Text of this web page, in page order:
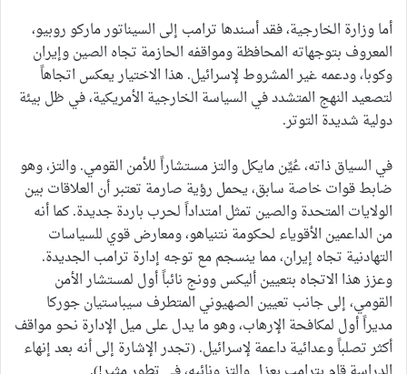
أما وزارة الخارجية، فقد أسندها ترامب إلى السيناتور ماركو روبيو،
المعروف بتوجهاته المحافظة ومواقفه الحازمة تجاه الصين وإيران
وكوبا، ودعمه غير المشروط لإسرائيل. هذا الاختيار يعكس اتجاهاً
لتصعيد النهج المتشدد في السياسة الخارجية الأمريكية، في ظل بيئة
دولية شديدة التوتر.
في السياق ذاته، عُيِّن مايكل والتز مستشاراً للأمن القومي. والتز، وهو
ضابط قوات خاصة سابق، يحمل رؤية صارمة تعتبر أن العلاقات بين
الولايات المتحدة والصين تمثل امتداداً لحرب باردة جديدة. كما أنه
من الداعمين الأقوياء لحكومة نتنياهو، ومعارض قوي للسياسات
التهادنية تجاه إيران، مما ينسجم مع توجه إدارة ترامب الجديدة.
وعزز هذا الاتجاه بتعيين أليكس وونج نائباً أول لمستشار الأمن
القومي، إلى جانب تعيين الصهيوني المتطرف سيباستيان جوركا
مديراً أول لمكافحة الإرهاب، وهو ما يدل على ميل الإدارة نحو مواقف
أكثر تصلباً وعدائية داعمة لإسرائيل. (تجدر الإشارة إلى أنه بعد إنهاء